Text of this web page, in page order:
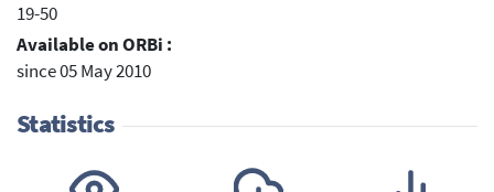
19-50
Available on ORBi :
since 05 May 2010
Statistics